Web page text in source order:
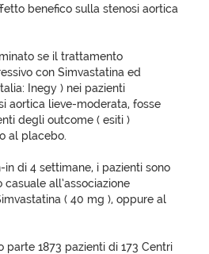
benefico sulla stenosi aortica
se il trattamento
con Simvastatina ed
Inegy ) nei pazienti
aortica lieve-moderata, fosse
degli outcome ( esiti )
al placebo.
in di 4 settimane, i pazienti sono
all’associazione
( 40 mg ), oppure al
parte 1873 pazienti di 173 Centri